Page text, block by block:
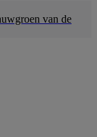
van de